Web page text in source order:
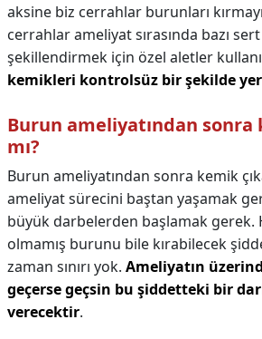
aksine biz cerrahlar burunları
cerrahlar ameliyat sırasında bazı
şekillendirmek için özel aletler
kemikleri kontrolsüz bir şekilde
Burun ameliyatından sonra
mı?
Burun ameliyatından sonra kemik
ameliyat sürecini baştan yaşamak
büyük darbelerden başlamak gerek.
olmamış burunu bile kırabilecek
zaman sınırı yok. Ameliyatın
geçerse geçsin bu şiddetteki bir
verecektir.